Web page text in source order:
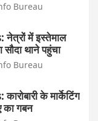
Bureau
में इस्तेमाल
सौदा थाने पहुंचा
Bureau
के मार्केटिंग
का गबन